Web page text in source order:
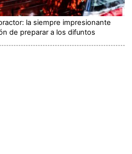
la siempre impresionante
de preparar a los difuntos